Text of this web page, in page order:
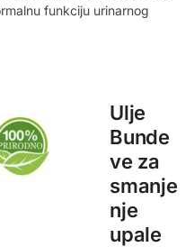
funkciju urinarnog
Ulje
Bunde
ve za
smanje
nje
upale